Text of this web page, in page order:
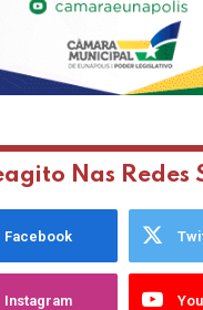
Nas Redes
Facebook
Instagram